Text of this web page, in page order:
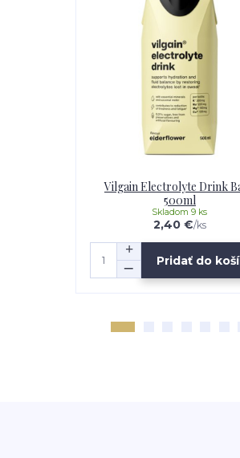
Vilgain Electrolyte Drink
500ml
2,40 €/ks
Skladom 9 ks
Pridať do